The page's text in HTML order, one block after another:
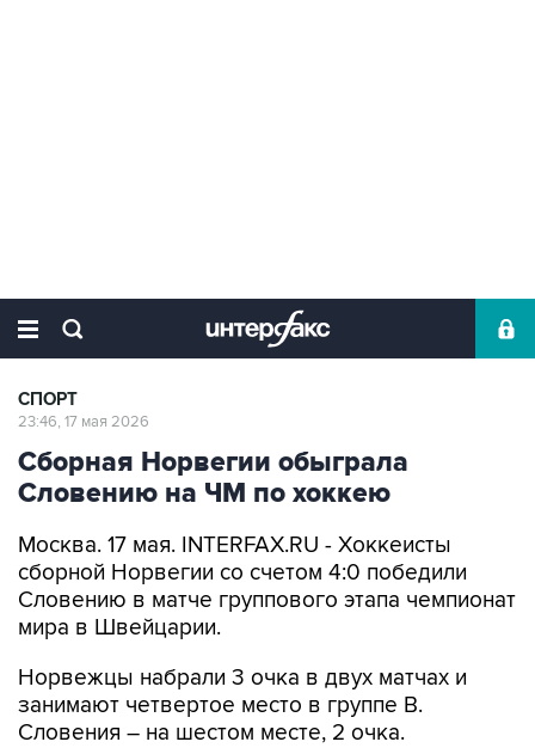
СПОРТ
23:46, 17 мая 2026
Сборная Норвегии обыграла
Словению на ЧМ по хоккею
Москва. 17 мая. INTERFAX.RU - Хоккеисты
сборной Норвегии со счетом 4:0 победили
Словению в матче группового этапа чемпионат
мира в Швейцарии.
Норвежцы набрали 3 очка в двух матчах и
занимают четвертое место в группе В.
Словения – на шестом месте, 2 очка.